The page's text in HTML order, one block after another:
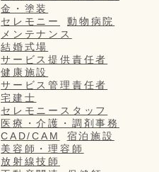
金・塗装
セレモニー
動物病院
メンテナンス
結婚式場
サービス提供責任者
健康施設
サービス管理責任者
宅建士
セレモニースタッフ
医療・介護・調剤事務
CAD/CAM
宿泊施設
美容師・理容師
放射線技師